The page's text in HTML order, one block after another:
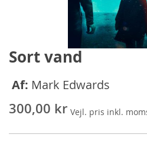
Sort vand
Af: Mark Edwards
300,00 kr
Gå
til
af